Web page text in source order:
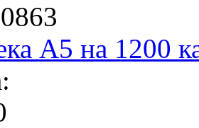
А5 на 1200